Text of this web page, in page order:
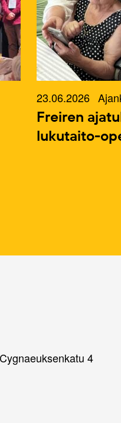
23.06.2026
Freiren
lukutaito-
4